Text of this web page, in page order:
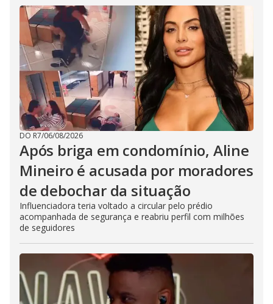
DO R7/06/08/2026
Após briga em condomínio, Aline
Mineiro é acusada por moradores
de debochar da situação
Influenciadora teria voltado a circular pelo prédio
acompanhada de segurança e reabriu perfil com milhões
de seguidores